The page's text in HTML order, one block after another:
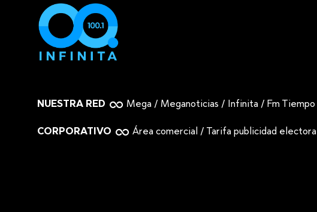
NUESTRA RED Mega / Meganoticias / Infinita / Fm Tiempo
CORPORATIVO Área comercial / Tarifa publicidad electoral